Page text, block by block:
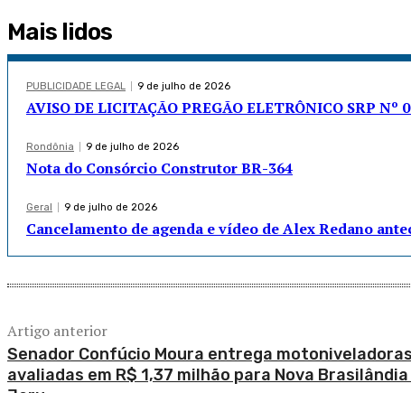
Mais lidos
PUBLICIDADE LEGAL 9 de julho de 2026
AVISO DE LICITAÇÃO PREGÃO ELETRÔNICO SRP
Rondônia 9 de julho de 2026
Nota do Consórcio Construtor BR-364
Geral 9 de julho de 2026
Cancelamento de agenda e vídeo de Alex Redano
Artigo anterior
Senador Confúcio Moura entrega motoniveladoras
avaliadas em R$ 1,37 milhão para Nova Brasilândia